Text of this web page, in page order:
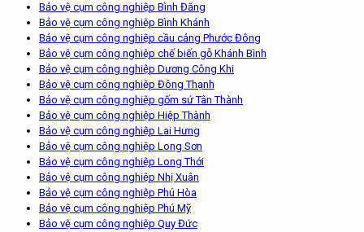
Bảo vệ cụm công nghiệp Bình Đăng
Bảo vệ cụm công nghiệp Bình Khánh
Bảo vệ cụm công nghiệp cầu cảng Phước Đông
Bảo vệ cụm công nghiệp chế biến gỗ Khánh Bình
Bảo vệ cụm công nghiệp Dương Công Khi
Bảo vệ cụm công nghiệp Đông Thạnh
Bảo vệ cụm công nghiệp gốm sứ Tân Thành
Bảo vệ cụm công nghiệp Hiệp Thành
Bảo vệ cụm công nghiệp Lai Hưng
Bảo vệ cụm công nghiệp Long Sơn
Bảo vệ cụm công nghiệp Long Thới
Bảo vệ cụm công nghiệp Nhị Xuân
Bảo vệ cụm công nghiệp Phú Hòa
Bảo vệ cụm công nghiệp Phú Mỹ
Bảo vệ cụm công nghiệp Quy Đức